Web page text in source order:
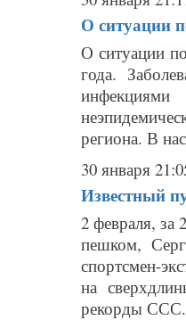
О ситуации
О ситуации
года.
региона. В
30 января
Известный
2 февраля, за
пешком,
спортсмен-
на
рекорды